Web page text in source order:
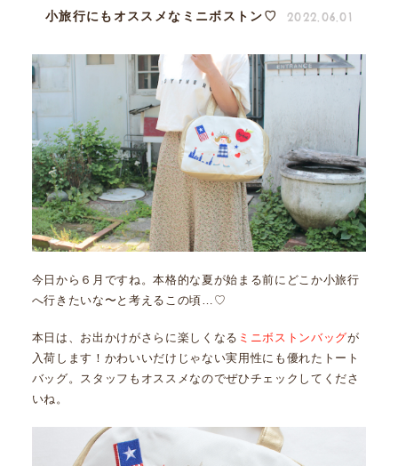
小旅行にもオススメなミニボストン♡ 2022.06.01
今日から６月ですね。本格的な夏が始まる前にどこか小旅行
へ行きたいな〜と考えるこの頃…♡
本日は、お出かけがさらに楽しくなる ミニボストンバッグが
入荷します！かわいいだけじゃない実用性にも優れたトート
バッグ。スタッフもオススメなのでぜひチェックしてくださ
いね。